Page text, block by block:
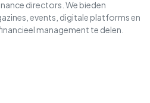
directors. We bieden
events, digitale platforms en
management te delen.